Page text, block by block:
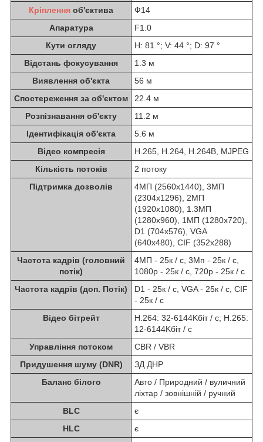
Кріплення об'єктива
Ф14
Апаратура
F1.0
Кути огляду
H: 81 °; V: 44 °; D: 97 °
Відстань фокусування
1.3 м
Виявлення об'єкта
56 м
Спостереження за об'єктом
22.4 м
Розпізнавання об'єкту
11.2 м
Ідентифікація об'єкта
5.6 м
Відео компресія
H.265, H.264, H.264B, MJPEG
Кількість потоків
2 потоку
Підтримка дозволів
4МП (2560х1440), 3MП
(2304x1296), 2МП
(1920x1080), 1.3MП
(1280x960), 1МП (1280x720),
D1 (704x576), VGA
(640x480), CIF (352x288)
Частота кадрів (головний
потік)
4МП - 25к / с, 3Мп - 25к / с,
1080р - 25к / с, 720р - 25к / с
Частота кадрів (доп. Потік)
D1 - 25к / c, VGA - 25к / с, CIF
- 25к / с
Відео бітрейт
H.264: 32-6144Kбіт / с; H.265:
12-6144Kбіт / с
Управління потоком
CBR / VBR
Придушення шуму (DNR)
ЗД ДНР
Баланс білого
Авто / Природний / вуличний
ліхтар / зовнішній / ручний
BLC
є
HLC
є